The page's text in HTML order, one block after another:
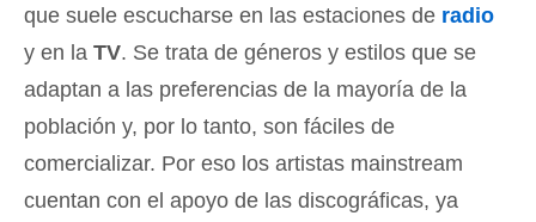
que suele escucharse en las estaciones de radio
y en la TV. Se trata de géneros y estilos que se
adaptan a las preferencias de la mayoría de la
población y, por lo tanto, son fáciles de
comercializar. Por eso los artistas mainstream
cuentan con el apoyo de las discográficas, ya